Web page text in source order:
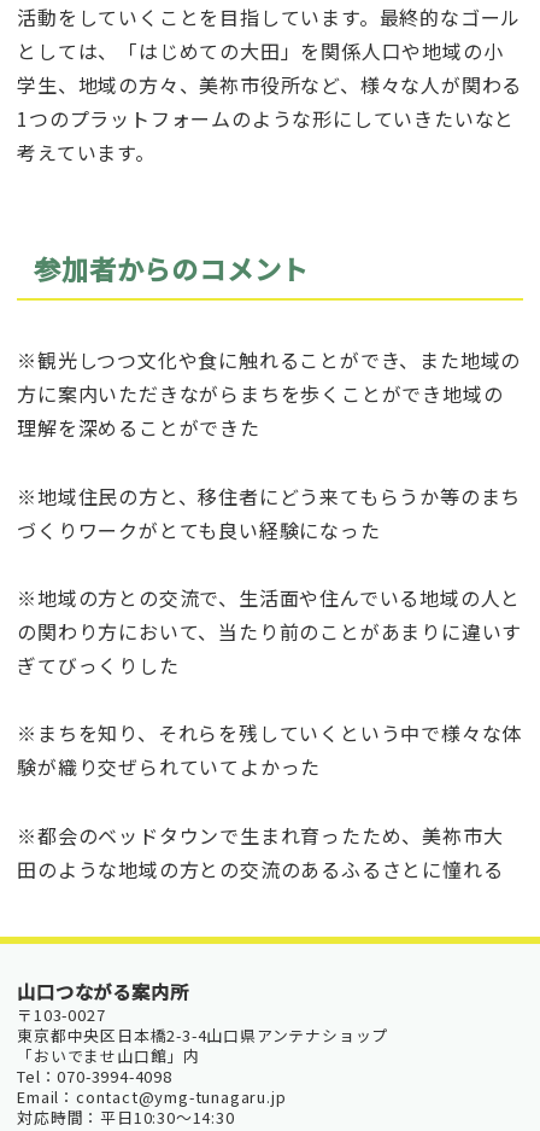
活動をしていくことを目指しています。最終的なゴール
としては、「はじめての大田」を関係人口や地域の小
学生、地域の方々、美祢市役所など、様々な人が関わる
1つのプラットフォームのような形にしていきたいなと
考えています。
参加者からのコメント
※観光しつつ文化や食に触れることができ、また地域の
方に案内いただきながらまちを歩くことができ地域の
理解を深めることができた
※地域住民の方と、移住者にどう来てもらうか等のまち
づくりワークがとても良い経験になった
※地域の方との交流で、生活面や住んでいる地域の人と
の関わり方において、当たり前のことがあまりに違いす
ぎてびっくりした
※まちを知り、それらを残していくという中で様々な体
験が織り交ぜられていてよかった
※都会のベッドタウンで生まれ育ったため、美祢市大
田のような地域の方との交流のあるふるさとに憧れる
山口つながる案内所
〒103-0027
東京都中央区日本橋2-3-4山口県アンテナショップ
「おいでませ山口館」内
Tel：070-3994-4098
Email：contact@ymg-tunagaru.jp
対応時間：平日10:30～14:30